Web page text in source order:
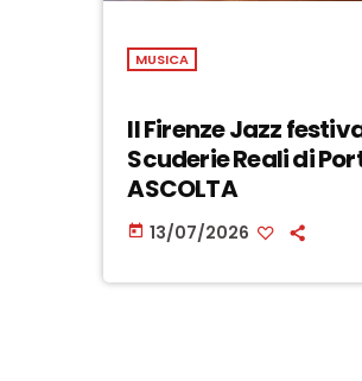
MUSICA
Il Firenze Jazz
Scuderie Reali di
ASCOLTA
today 13/07/2026